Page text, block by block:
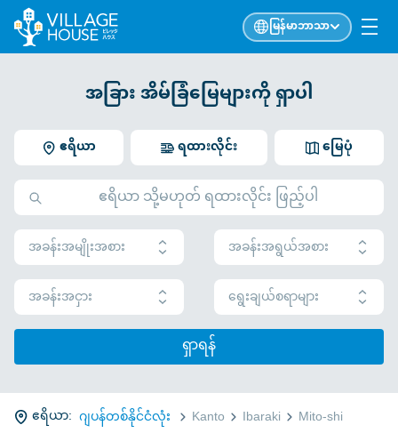
မြန်မာဘာသာ
အခြား အိမ်ခြံမြေများကို ရှာပါ
ဧရိယာ မြေပုံ
ရထားလိုင်း
အခန်းအမျိုးအစား
အခန်းအရွယ်အစား
အခန်းအငှား
ရွေးချယ်စရာများ
ရှာရန်
ဧရိယာ: ဂျပန်တစ်နိုင်ငံလုံး Kanto Ibaraki
Mito-shi